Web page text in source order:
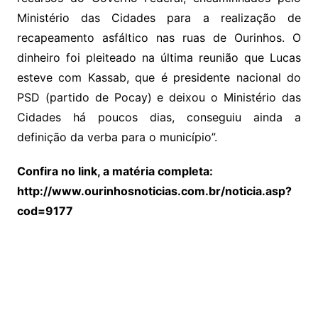
Ministério das Cidades para a realização de
recapeamento asfáltico nas ruas de Ourinhos. O
dinheiro foi pleiteado na última reunião que Lucas
esteve com Kassab, que é presidente nacional do
PSD (partido de Pocay) e deixou o Ministério das
Cidades há poucos dias, conseguiu ainda a
definição da verba para o município”.
Confira no link, a matéria completa:
http://www.ourinhosnoticias.com.br/noticia.asp?
cod=9177